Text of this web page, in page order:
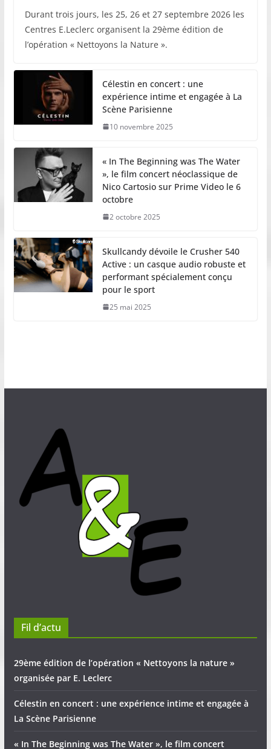
Durant trois jours, les 25, 26 et 27 septembre 2026 les
Centres E.Leclerc organisent la 29ème édition de
l’opération « Nettoyons la Nature ».
Célestin en concert : une
expérience intime et engagée à La
Scène Parisienne
10 novembre 2025
« In The Beginning was The Water
», le film concert néoclassique de
Nico Cartosio sur Prime Video le 6
octobre
2 octobre 2025
Skullcandy dévoile le Crusher 540
Active : un casque audio robuste et
performant spécialement conçu
pour le sport
25 mai 2025
Fil d’actu
29ème édition de l’opération « Nettoyons la nature »
organisée par E. Leclerc
Célestin en concert : une expérience intime et engagée à
La Scène Parisienne
« In The Beginning was The Water », le film concert